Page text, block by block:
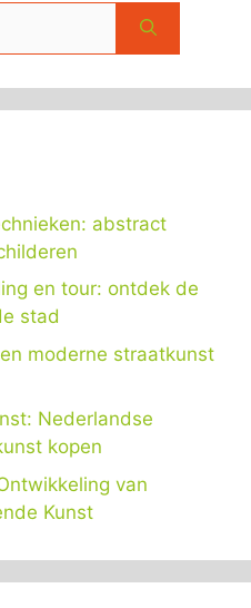
abstract
en tour: ontdek de
stad
moderne straatkunst
Nederlandse
kopen
van
Kunst